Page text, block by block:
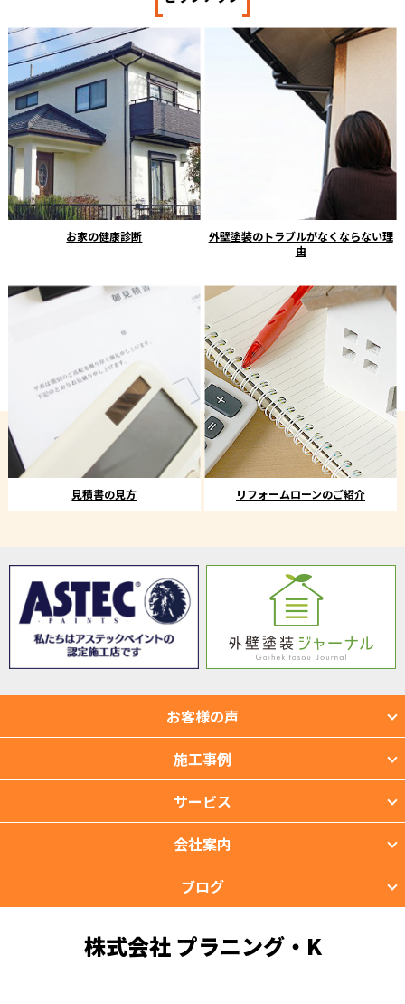
お家の健康診断
外壁塗装のトラブルがなくならない理
由
見積書の見方 リフォームローンのご紹介
お客様の声
施工事例
サービス
会社案内
ブログ
株式会社 プラニング・K